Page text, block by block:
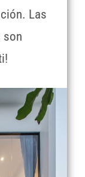
Las
son